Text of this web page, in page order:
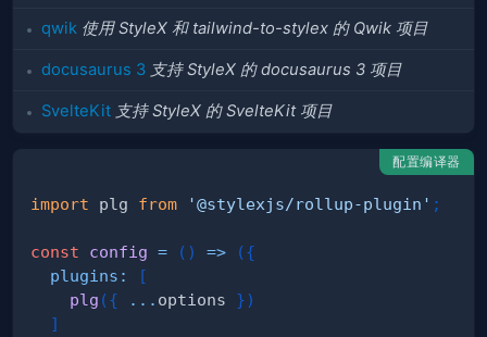
qwik 使用 StyleX 和 tailwind-to-stylex 的 Qwik 项目
docusaurus 3 支持 StyleX 的 docusaurus 3 项目
SvelteKit 支持 StyleX 的 SvelteKit 项目
配置编译器
import plg from '@stylexjs/rollup-plugin' ;
const config = ( ) => ({
plugins :
[
plg ({ ... options })
]